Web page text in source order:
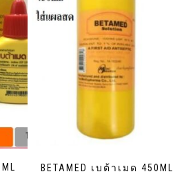
BETAMED เบต้าเมด 450ML